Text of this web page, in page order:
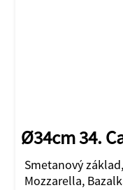
Ø34cm 34.
Smetanový
Mozzarella,